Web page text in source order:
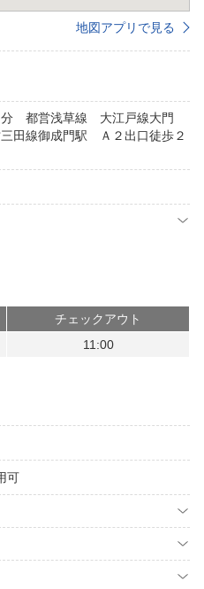
地図アプリで見る
分 都営浅草線 大江戸線大門
田線御成門駅 Ａ２出口徒歩２
チェックアウト
11:00
可